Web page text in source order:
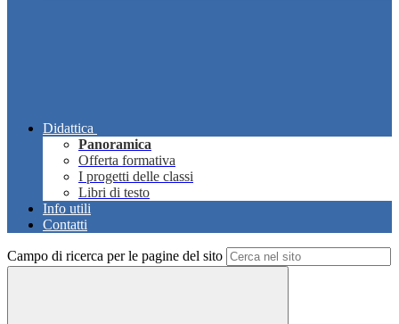
Didattica
Panoramica
Offerta formativa
I progetti delle classi
Libri di testo
Info utili
Contatti
Campo di ricerca per le pagine del sito